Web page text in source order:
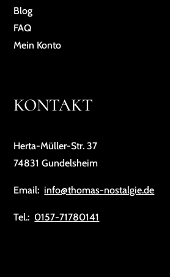
Blog
FAQ
Mein Konto
KONTAKT
Herta-Müller-Str. 37
74831 Gundelsheim
Email: info@thomas-nostalgie.de
Tel.: 0157-71780141